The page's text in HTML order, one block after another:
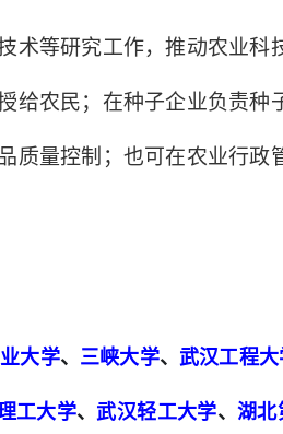
术等研究工作，推动农业科
给农民；在种子企业负责种
质量控制；也可在农业行政
大学、 三峡大学、武汉工程大
工大学、武汉轻工大学、湖北